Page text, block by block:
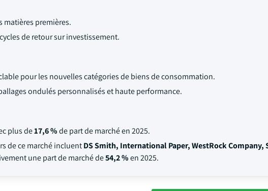
matières premières.
de retour sur investissement.
pour les nouvelles catégories de biens de consommation.
ondulés personnalisés et haute performance.
plus de17,6 %de part de marché en 2025.
de ce marché incluentDS Smith, International Paper, WestRock
une part de marché de54,2 %en 2025.